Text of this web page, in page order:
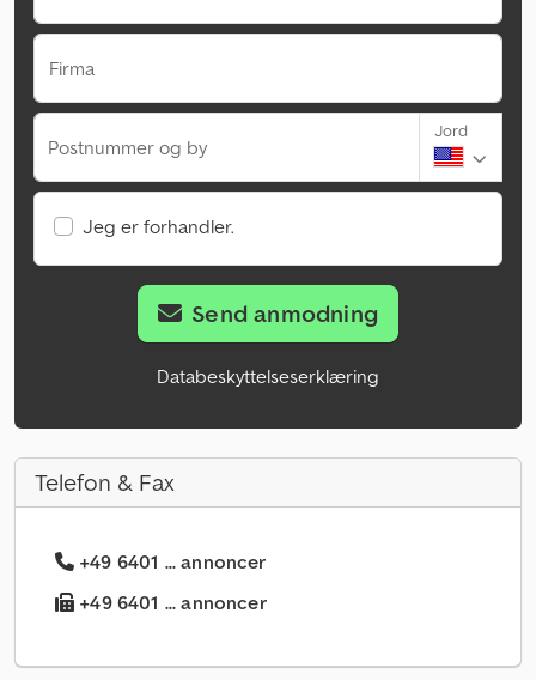
Firma
Postnummer og by
Jord
Jeg er forhandler.
Send anmodning
Databeskyttelseserklæring
Telefon & Fax
+49 6401 ... annoncer
+49 6401 ... annoncer